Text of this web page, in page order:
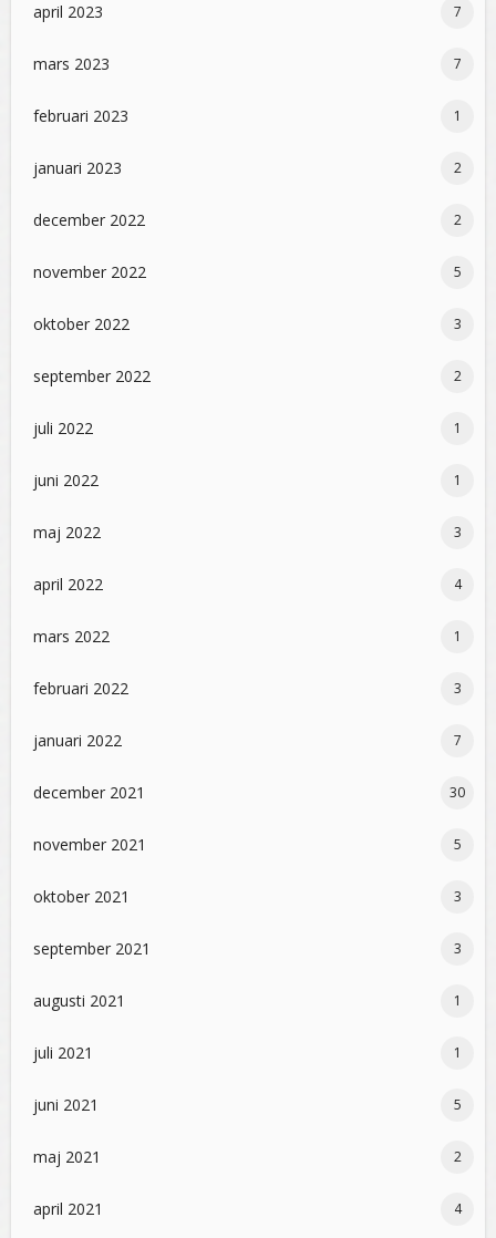
april 2023 7
mars 2023 7
februari 2023 1
januari 2023 2
december 2022 2
november 2022 5
oktober 2022 3
september 2022 2
juli 2022 1
juni 2022 1
maj 2022 3
april 2022 4
mars 2022 1
februari 2022 3
januari 2022 7
december 2021 30
november 2021 5
oktober 2021 3
september 2021 3
augusti 2021 1
juli 2021 1
juni 2021 5
maj 2021 2
april 2021 4